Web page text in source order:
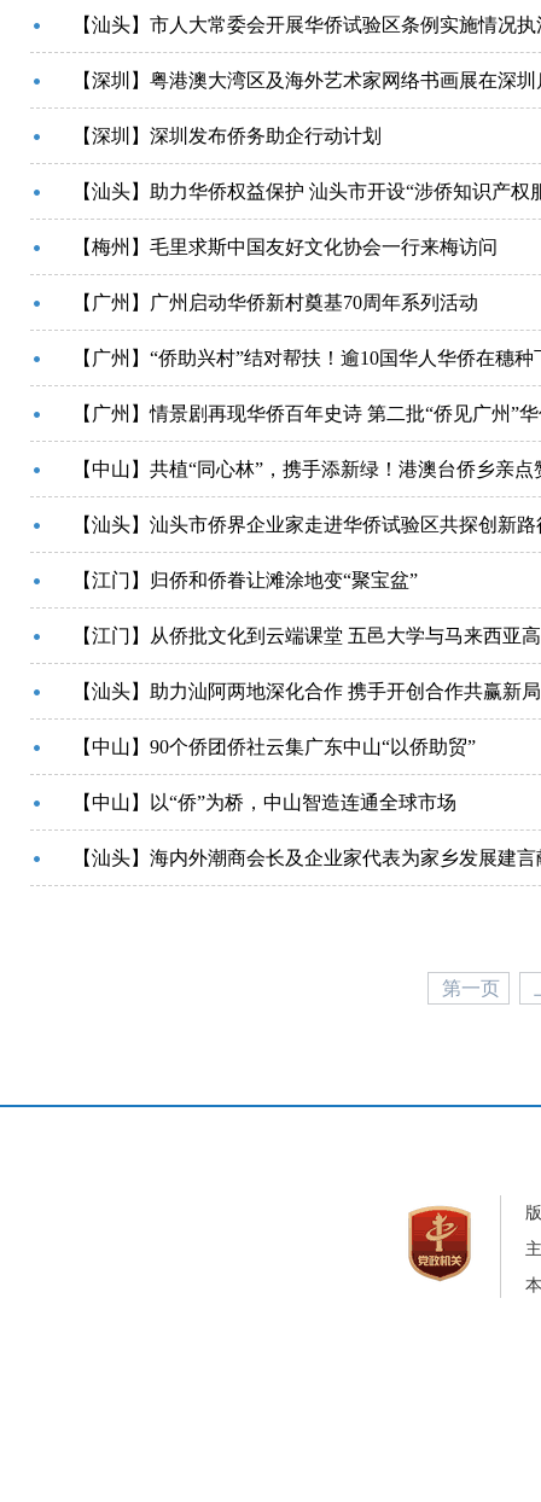
【汕头】市人大常委会开展华侨试验区条例实施情况
【深圳】粤港澳大湾区及海外艺术家网络书画展在深圳
【深圳】深圳发布侨务助企行动计划
【汕头】助力华侨权益保护 汕头市开设“涉侨知识产权
【梅州】毛里求斯中国友好文化协会一行来梅访问
【广州】广州启动华侨新村奠基70周年系列活动
【广州】“侨助兴村”结对帮扶！逾10国华人华侨在穗种
【广州】情景剧再现华侨百年史诗 第二批“侨见广州”
【中山】共植“同心林”，携手添新绿！港澳台侨乡亲
【汕头】汕头市侨界企业家走进华侨试验区共探创新路
【江门】归侨和侨眷让滩涂地变“聚宝盆”
【江门】从侨批文化到云端课堂 五邑大学与马来西亚
【汕头】助力汕阿两地深化合作 携手开创合作共赢新
【中山】90个侨团侨社云集广东中山“以侨助贸”
【中山】以“侨”为桥，中山智造连通全球市场
【汕头】海内外潮商会长及企业家代表为家乡发展建言
第一页